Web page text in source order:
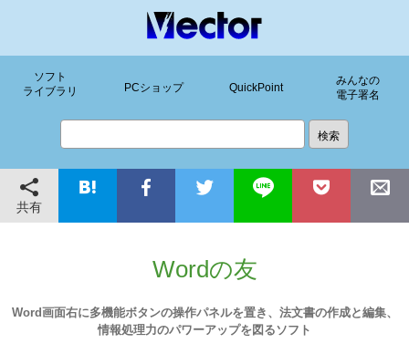
ソフト
ライブラリ
PCショップ QuickPoint
みんなの
電子署名
共有
Wordの友
Word画面右に多機能ボタンの操作パネルを置き、法文書の作成と編集、
情報処理力のパワーアップを図るソフト